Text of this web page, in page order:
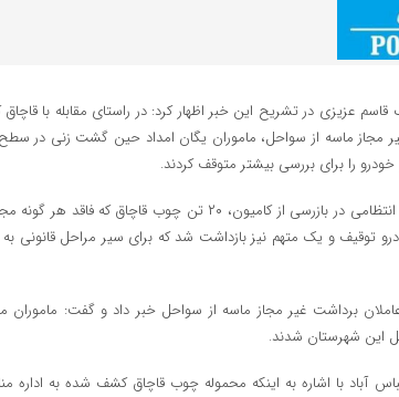
عزیزی در تشریح این خبر اظهار کرد: در راستای مقابله با قاچاق
مجاز ماسه از سواحل، ماموران یگان امداد حین گشت زنی در
را برای بررسی بیشتر متوقف کردند.
وی با اشاره به اینکه مأموران انتظامی در بازرسی از کامیون، ۲۰ تن
توقیف و یک متهم نیز بازداشت شد که برای سیر مراحل قانونی
این شهرستان شدند.
آباد با اشاره به اینکه محموله چوب قاچاق کشف شده به اداره